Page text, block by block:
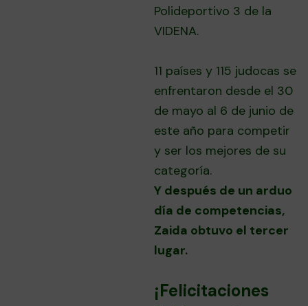
Polideportivo 3 de la
VIDENA.
11 países y 115 judocas se
enfrentaron desde el 30
de mayo al 6 de junio de
este año para competir
y ser los mejores de su
categoría.
Y después de un arduo
día de competencias,
Zaida obtuvo el tercer
lugar.
¡Felicitaciones